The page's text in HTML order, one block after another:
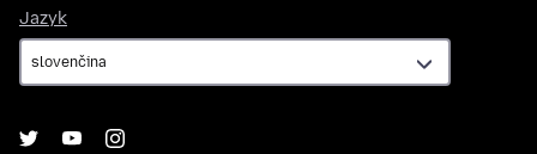
Jazyk